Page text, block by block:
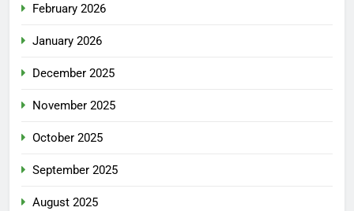
February 2026
January 2026
December 2025
November 2025
October 2025
September 2025
August 2025